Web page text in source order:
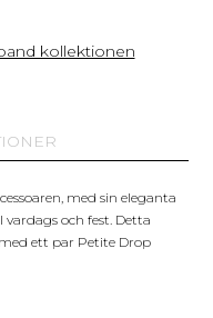
kollektionen
med sin eleganta
och fest. Detta
ett par Petite Drop